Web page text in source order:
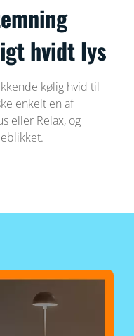
hvidt lys
kølig hvid til
enkelt en af
eller Relax, og